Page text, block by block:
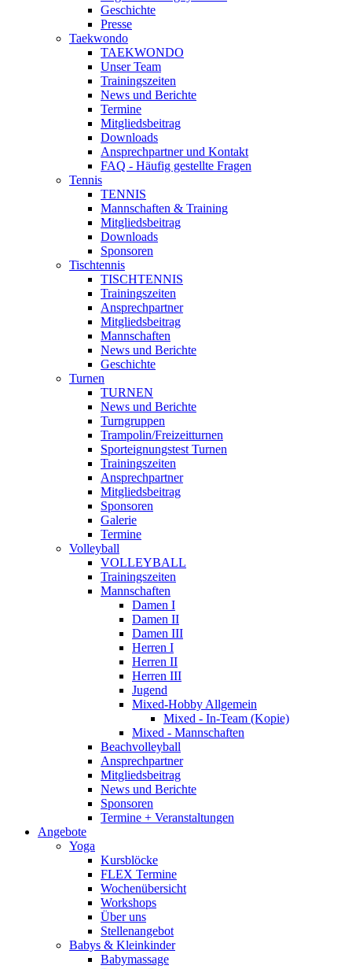
Geschichte
Presse
Taekwondo
TAEKWONDO
Unser Team
Trainingszeiten
News und Berichte
Termine
Mitgliedsbeitrag
Downloads
Ansprechpartner und Kontakt
FAQ - Häufig gestellte Fragen
Tennis
TENNIS
Mannschaften & Training
Mitgliedsbeitrag
Downloads
Sponsoren
Tischtennis
TISCHTENNIS
Trainingszeiten
Ansprechpartner
Mitgliedsbeitrag
Mannschaften
News und Berichte
Geschichte
Turnen
TURNEN
News und Berichte
Turngruppen
Trampolin/Freizeitturnen
Sporteignungstest Turnen
Trainingszeiten
Ansprechpartner
Mitgliedsbeitrag
Sponsoren
Galerie
Termine
Volleyball
VOLLEYBALL
Trainingszeiten
Mannschaften
Damen I
Damen II
Damen III
Herren I
Herren II
Herren III
Jugend
Mixed-Hobby Allgemein
Mixed - In-Team (Kopie)
Mixed - Mannschaften
Beachvolleyball
Ansprechpartner
Mitgliedsbeitrag
News und Berichte
Sponsoren
Termine + Veranstaltungen
Angebote
Yoga
Kursblöcke
FLEX Termine
Wochenübersicht
Workshops
Über uns
Stellenangebot
Babys & Kleinkinder
Babymassage